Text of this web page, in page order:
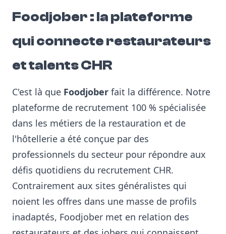
Foodjober : la plateforme
qui connecte restaurateurs
et talents CHR
C'est là que Foodjober fait la différence. Notre
plateforme de recrutement 100 % spécialisée
dans les métiers de la restauration et de
l'hôtellerie a été conçue par des
professionnels du secteur pour répondre aux
défis quotidiens du recrutement CHR.
Contrairement aux sites généralistes qui
noient les offres dans une masse de profils
inadaptés, Foodjober met en relation des